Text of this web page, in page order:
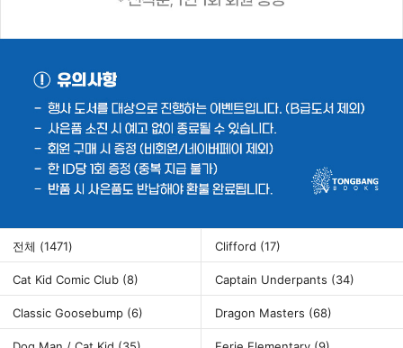
전체 (1471) Clifford (17)
Cat Kid Comic Club (8) Captain Underpants (34)
Classic Goosebump (6) Dragon Masters (68)